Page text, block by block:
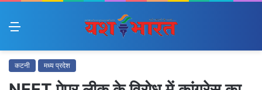
Menu
कटनी मध्य प्रदेश